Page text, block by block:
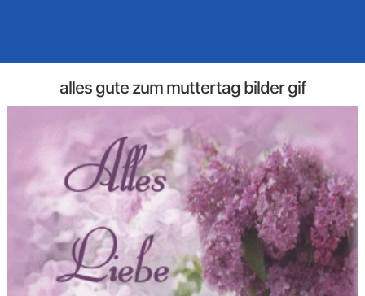
alles gute zum muttertag bilder gif